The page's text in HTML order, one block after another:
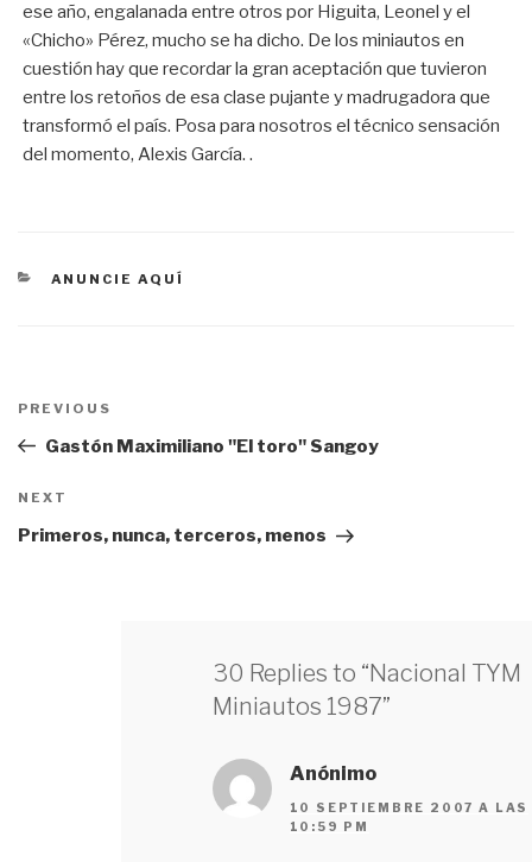
ese año, engalanada entre otros por Higuita, Leonel y el
«Chicho» Pérez, mucho se ha dicho. De los miniautos en
cuestión hay que recordar la gran aceptación que tuvieron
entre los retoños de esa clase pujante y madrugadora que
transformó el país. Posa para nosotros el técnico sensación
del momento, Alexis García. .
CATEGORÍAS
ANUNCIE AQUÍ
Previous
Post
PREVIOUS
Gastón Maximiliano "El toro" Sangoy
Next
Post
NEXT
Primeros, nunca, terceros, menos
30 Replies to “Nacional TYM
Miniautos 1987”
Anónimo
10 SEPTIEMBRE 2007 A LAS
10:59 PM